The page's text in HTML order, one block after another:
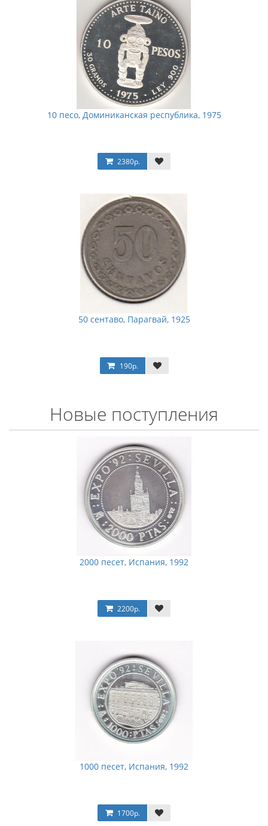
10 песо, Доминиканская республика, 1975
2380р.
50 сентаво, Парагвай, 1925
190р.
Новые поступления
2000 песет, Испания, 1992
2200р.
1000 песет, Испания, 1992
1700р.